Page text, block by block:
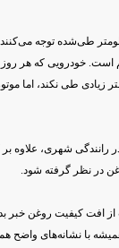
طی‌شده توجه
خودرویی که هر روز
زیادی طی نکند، اما
رانندگی شهری، علاوه بر
در نظر گرفته شود.
افت کیفیت روغن خبر
با نشانه‌های واضح